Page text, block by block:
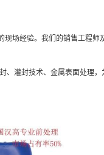
场经验。我们的销售工程
灌封技术、金属表面处理，